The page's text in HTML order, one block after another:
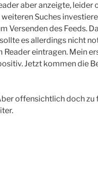
aber anzeigte, leider
Suches
Versenden des Feeds.
es allerdings nicht
Reader eintragen. Mein
Jetzt kommen die
offensichtlich doch zu